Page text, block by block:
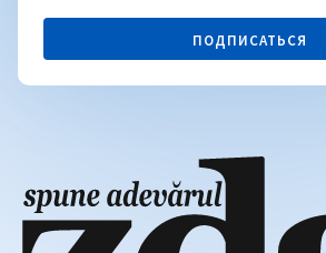
ПОДПИСАТЬСЯ